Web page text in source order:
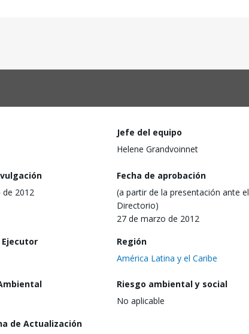
Jefe del equipo
Helene Grandvoinnet
2012
Fecha de aprobación
(a partir de la presentación ante el
Directorio)
27 de marzo de 2012
Región
América Latina y el Caribe
Riesgo ambiental y social
No aplicable
de Actualización